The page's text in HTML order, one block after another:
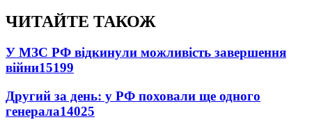
ЧИТАЙТЕ ТАКОЖ
У МЗС РФ відкинули можливість завершення
війни15199
Другий за день: у РФ поховали ще одного
генерала14025